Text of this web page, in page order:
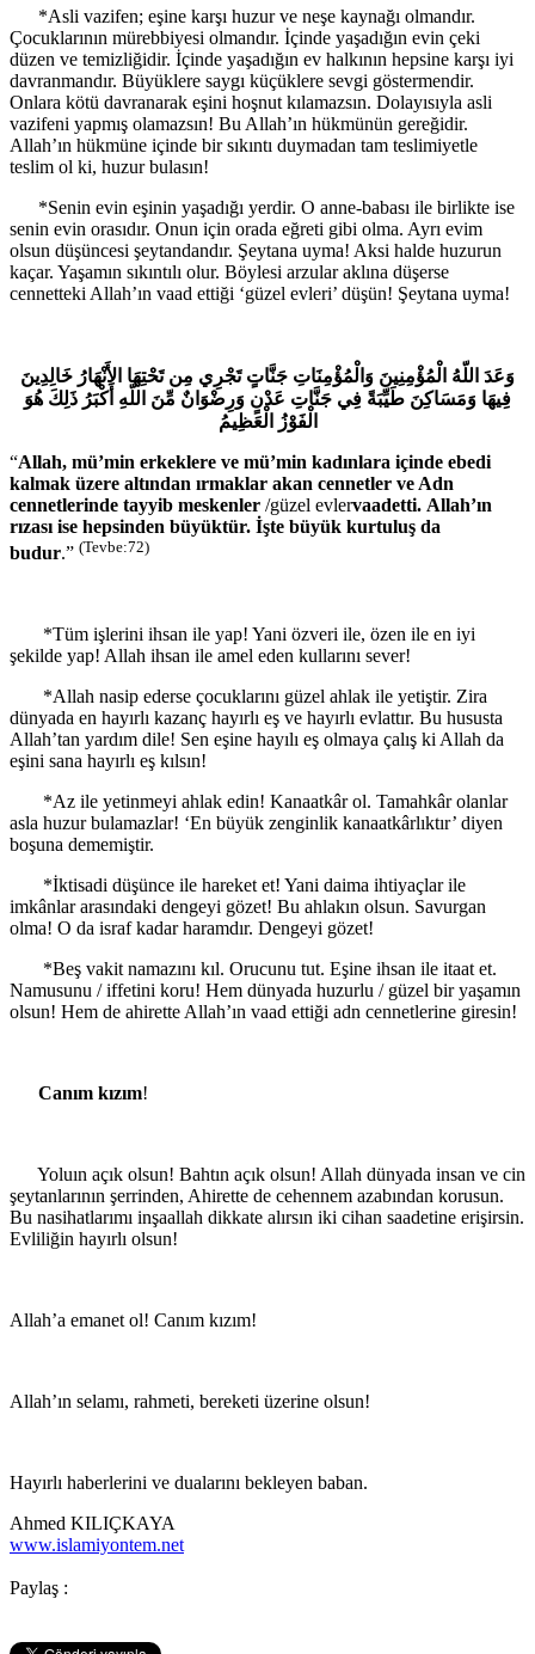
*Asli vazifen; eşine karşı huzur ve neşe kaynağı olmandır.
Çocuklarının mürebbiyesi olmandır. İçinde yaşadığın evin çeki
düzen ve temizliğidir. İçinde yaşadığın ev halkının hepsine karşı iyi
davranmandır. Büyüklere saygı küçüklere sevgi göstermendir.
Onlara kötü davranarak eşini hoşnut kılamazsın. Dolayısıyla asli
vazifeni yapmış olamazsın! Bu Allah’ın hükmünün gereğidir.
Allah’ın hükmüne içinde bir sıkıntı duymadan tam teslimiyetle
teslim ol ki, huzur bulasın!
*Senin evin eşinin yaşadığı yerdir. O anne-babası ile birlikte ise
senin evin orasıdır. Onun için orada eğreti gibi olma. Ayrı evim
olsun düşüncesi şeytandandır. Şeytana uyma! Aksi halde huzurun
kaçar. Yaşamın sıkıntılı olur. Böylesi arzular aklına düşerse
cennetteki Allah’ın vaad ettiği ‘güzel evleri’ düşün! Şeytana uyma!
وَعَدَ اللّهُ الْمُؤْمِنِينَ وَالْمُؤْمِنَاتِ جَنَّاتٍ تَجْرِي مِن تَحْتِهَا الأَنْهَارُ خَالِدِينَ
فِيهَا وَمَسَاكِنَ طَيِّبَةً فِي جَنَّاتِ عَدْنٍ وَرِضْوَانٌ مِّنَ اللّهِ أَكْبَرُ ذَلِكَ هُوَ
الْفَوْزُ الْعَظِيمُ
“Allah, mü’min erkeklere ve mü’min kadınlara içinde ebedi
kalmak üzere altından ırmaklar akan cennetler ve Adn
cennetlerinde tayyib meskenler /güzel evlervaadetti. Allah’ın
rızası ise hepsinden büyüktür. İşte büyük kurtuluş da
budur.” (Tevbe:72)
*Tüm işlerini ihsan ile yap! Yani özveri ile, özen ile en iyi
şekilde yap! Allah ihsan ile amel eden kullarını sever!
*Allah nasip ederse çocuklarını güzel ahlak ile yetiştir. Zira
dünyada en hayırlı kazanç hayırlı eş ve hayırlı evlattır. Bu hususta
Allah’tan yardım dile! Sen eşine hayılı eş olmaya çalış ki Allah da
eşini sana hayırlı eş kılsın!
*Az ile yetinmeyi ahlak edin! Kanaatkâr ol. Tamahkâr olanlar
asla huzur bulamazlar! ‘En büyük zenginlik kanaatkârlıktır’ diyen
boşuna dememiştir.
*İktisadi düşünce ile hareket et! Yani daima ihtiyaçlar ile
imkânlar arasındaki dengeyi gözet! Bu ahlakın olsun. Savurgan
olma! O da israf kadar haramdır. Dengeyi gözet!
*Beş vakit namazını kıl. Orucunu tut. Eşine ihsan ile itaat et.
Namusunu / iffetini koru! Hem dünyada huzurlu / güzel bir yaşamın
olsun! Hem de ahirette Allah’ın vaad ettiği adn cennetlerine giresin!
Canım kızım!
Yoluın açık olsun! Bahtın açık olsun! Allah dünyada insan ve cin
şeytanlarının şerrinden, Ahirette de cehennem azabından korusun.
Bu nasihatlarımı inşaallah dikkate alırsın iki cihan saadetine erişirsin.
Evliliğin hayırlı olsun!
Allah’a emanet ol! Canım kızım!
Allah’ın selamı, rahmeti, bereketi üzerine olsun!
Hayırlı haberlerini ve dualarını bekleyen baban.
Ahmed KILIÇKAYA
www.islamiyontem.net
Paylaş :